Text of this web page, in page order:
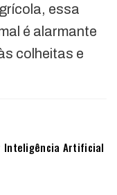
essa
é alarmante
colheitas e
Inteligência Artificial